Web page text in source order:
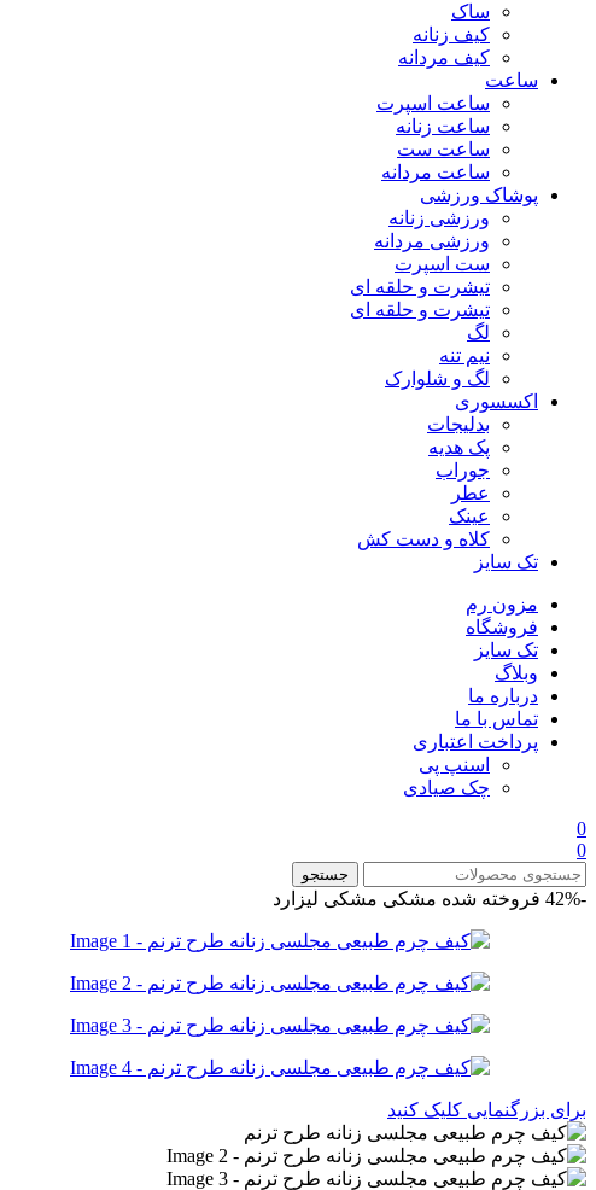
ساک
کیف زنانه
کیف مردانه
ساعت
ساعت اسپرت
ساعت زنانه
ساعت ست
ساعت مردانه
پوشاک ورزشی
ورزشی زنانه
ورزشی مردانه
ست اسپرت
تیشرت و حلقه ای
تیشرت و حلقه ای
لگ
نیم تنه
لگ و شلوارک
اکسسوری
بدلیجات
پک هدیه
جوراب
عطر
عینک
کلاه و دست کش
تک سایز
مزون رم
فروشگاه
تک سایز
وبلاگ
درباره ما
تماس با ما
پرداخت اعتباری
اسنپ پی
چک صیادی
0
0
جستجو
-42% فروخته شده مشکی مشکی لیزارد
برای بزرگنمایی کلیک کنید